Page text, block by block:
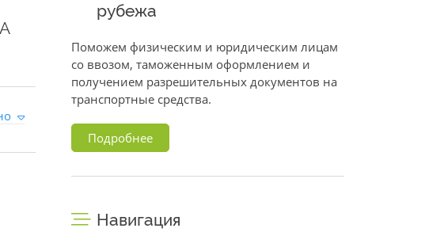
рубежа
Поможем физическим и юридическим лицам
со ввозом, таможенным оформлением и
получением разрешительных документов на
транспортные средства.
Подробнее
Навигация